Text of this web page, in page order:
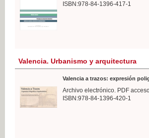
ISBN:978-84-1396-417-1
Valencia. Urbanismo y arquitectura
Valencia a trazos: expresión
Archivo electrónico. PDF
ISBN:978-84-1396-420-1